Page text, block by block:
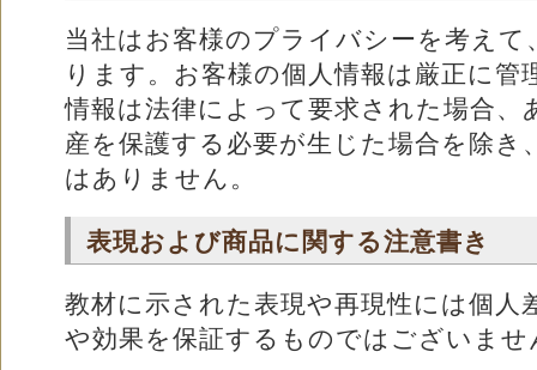
当社はお客様のプライバシーを考え
ります。お客様の個人情報は厳正に管
情報は法律によって要求された場合、
産を保護する必要が生じた場合を除き
はありません。
表現および商品に関する注意書き
教材に示された表現や再現性には個人
や効果を保証するものではございませ